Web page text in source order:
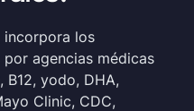
incorpora los
agencias médicas
yodo, DHA,
Clinic, CDC,